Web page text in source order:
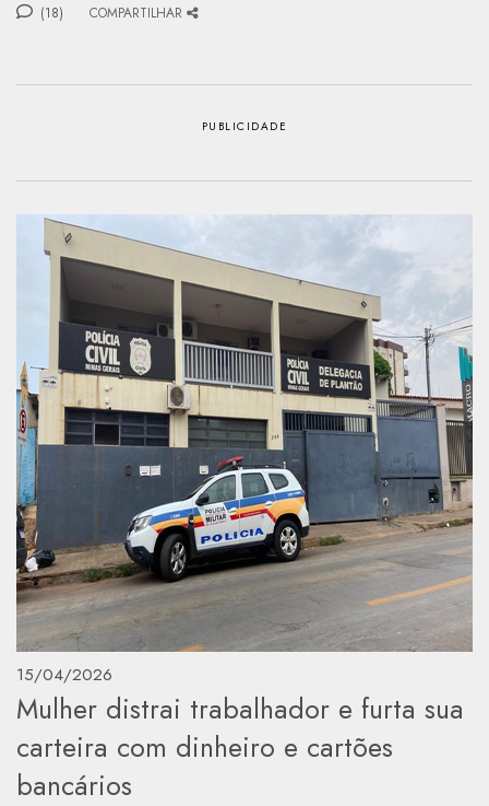
(18) COMPARTILHAR
15/04/2026
Mulher distrai trabalhador e furta sua
carteira com dinheiro e cartões
bancários